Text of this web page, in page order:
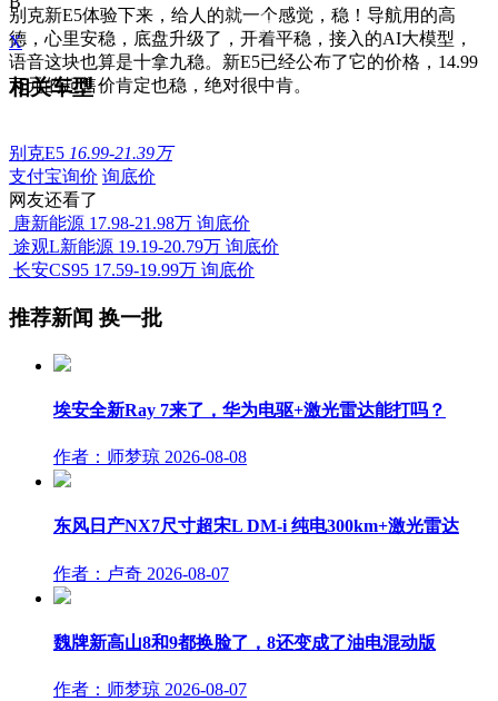
别克新E5体验下来，给人的就一个感觉，稳！导航用的高
德，心里安稳，底盘升级了，开着平稳，接入的AI大模型，
语音这块也算是十拿九稳。新E5已经公布了它的价格，14.99
万元的起售价肯定也稳，绝对很中肯。
X
相关车型
别克E5 16.99-21.39万
支付宝询价 询底价
网友还看了
唐新能源 17.98-21.98万 询底价
途观L新能源 19.19-20.79万 询底价
长安CS95 17.59-19.99万 询底价
推荐新闻 换一批
埃安全新Ray 7来了，华为电驱+激光雷达能打吗？
作者：师梦琼 2026-08-08
东风日产NX7尺寸超宋L DM-i 纯电300km+激光雷达
作者：卢奇 2026-08-07
魏牌新高山8和9都换脸了，8还变成了油电混动版
作者：师梦琼 2026-08-07